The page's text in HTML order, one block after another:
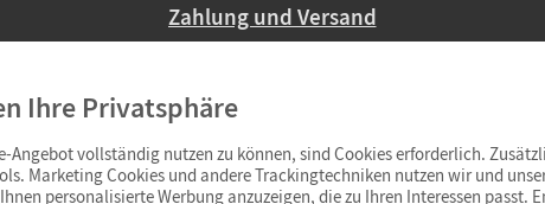
Zahlung und Versand
Ab 59,– EUR Bestellwert liefern wir
(Lieferung in 3–6 Tagen).
Ihre Privatsphäre
Angebot vollständig nutzen zu können, sind Cookies erforderlich.
Marketing Cookies und andere Trackingtechniken nutzen wir und
personalisierte Werbung anzuzeigen, die zu Ihren Interessen passt.